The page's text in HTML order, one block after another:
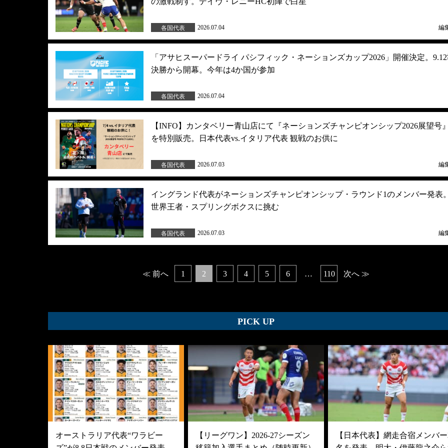
各国代表 2026.07.04 編
「アサヒスーパードライ パシフィック・ネーションズカップ2026」開催決定。
決勝から開幕。今年は4か国が参加
各国代表 2026.07.04
【INFO】カンタベリー青山店にて『ネーションズチャンピオンシップ2026展望号』
を特別販売。日本代表vs.イタリア代表 観戦のお供に
各国代表 2026.07.03 編
イングランド代表がネーションズチャンピオンシップ・ラウンド1のメンバー発表。
世界王者・スプリングボクスに挑む
各国代表 2026.07.03 編
≪ 前へ 1 2 3 4 5 6 … 110 次へ ≫
PICK UP
オーストラリア代表“ワラビー
【リーグワン】2026-27シーズン
【日本代表】網走合宿メンバ